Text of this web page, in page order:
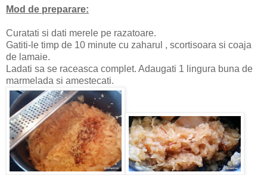
Mod de preparare:
Curatati si dati merele pe razatoare.
Gatiti-le timp de 10 minute cu zaharul , scortisoara si coaja
de lamaie.
Ladati sa se raceasca complet. Adaugati 1 lingura buna de
marmelada si amestecati.